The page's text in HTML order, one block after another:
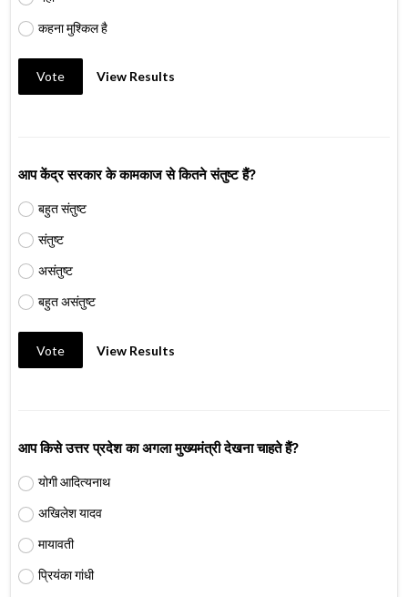
कहना मुश्किल है
Vote View Results
आप केंद्र सरकार के कामकाज से कितने संतुष्ट हैं?
बहुत संतुष्ट
संतुष्ट
असंतुष्ट
बहुत असंतुष्ट
Vote View Results
आप किसे उत्तर प्रदेश का अगला मुख्यमंत्री देखना चाहते हैं?
योगी आदित्यनाथ
अखिलेश यादव
मायावती
प्रियंका गांधी